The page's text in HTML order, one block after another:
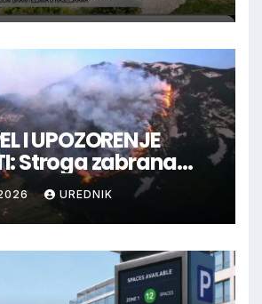
I UPOZORENJE
Stroga zabrana
u Parku prirode
UREDNIK